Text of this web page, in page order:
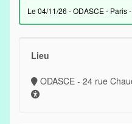
le 04/11/26 - ODASCE - Paris -
Lieu